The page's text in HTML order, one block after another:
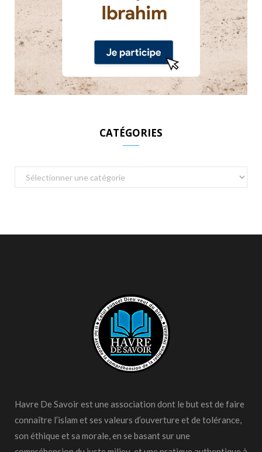
CATÉGORIES
Catégories
Havre De Savoir est une association dont le but est de faire
connaître l’islam et ses valeurs d’ouverture et de tolérance,
son éthique et sa morale, en se basant sur une